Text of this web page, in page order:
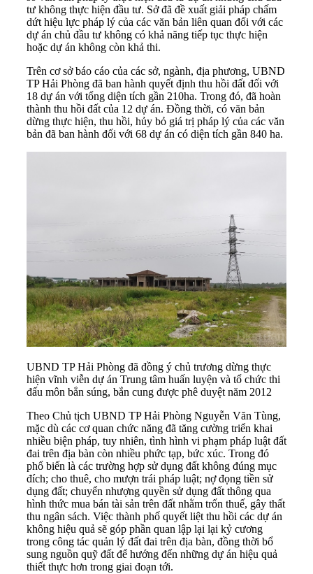
tư không thực hiện đầu tư. Sở đã đề xuất giải pháp chấm
dứt hiệu lực pháp lý của các văn bản liên quan đối với các
dự án chủ đầu tư không có khả năng tiếp tục thực hiện
hoặc dự án không còn khả thi.
Trên cơ sở báo cáo của các sở, ngành, địa phương, UBND
TP Hải Phòng đã ban hành quyết định thu hồi đất đối với
18 dự án với tổng diện tích gần 210ha. Trong đó, đã hoàn
thành thu hồi đất của 12 dự án. Đồng thời, có văn bản
dừng thực hiện, thu hồi, hủy bỏ giá trị pháp lý của các văn
bản đã ban hành đối với 68 dự án có diện tích gần 840 ha.
UBND TP Hải Phòng đã đồng ý chủ trương dừng thực
hiện vĩnh viễn dự án Trung tâm huấn luyện và tổ chức thi
đấu môn bắn súng, bắn cung được phê duyệt năm 2012
Theo Chủ tịch UBND TP Hải Phòng Nguyễn Văn Tùng,
mặc dù các cơ quan chức năng đã tăng cường triển khai
nhiều biện pháp, tuy nhiên, tình hình vi phạm pháp luật đất
đai trên địa bàn còn nhiều phức tạp, bức xúc. Trong đó
phổ biến là các trường hợp sử dụng đất không đúng mục
đích; cho thuê, cho mượn trái pháp luật; nợ đọng tiền sử
dụng đất; chuyển nhượng quyền sử dụng đất thông qua
hình thức mua bán tài sản trên đất nhằm trốn thuế, gây thất
thu ngân sách. Việc thành phố quyết liệt thu hồi các dự án
không hiệu quả sẽ góp phần quan lập lại lại kỷ cương
trong công tác quản lý đất đai trên địa bàn, đồng thời bổ
sung nguồn quỹ đất để hướng đến những dự án hiệu quả
thiết thực hơn trong giai đoạn tới.